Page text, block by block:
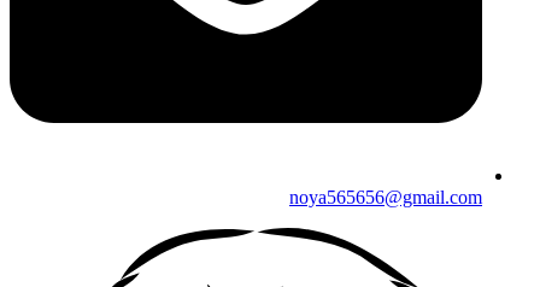
noya565656@gmail.com